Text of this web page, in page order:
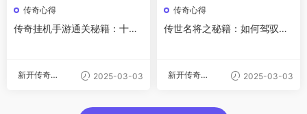
传奇心得
传奇挂机手游通关秘籍：十大
新开传奇私
2025-03-03
传奇心得
传世名将之秘籍：如何驾驭赫
新开传奇私
2025-03-03